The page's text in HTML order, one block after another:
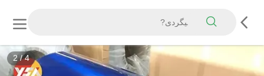
3/4